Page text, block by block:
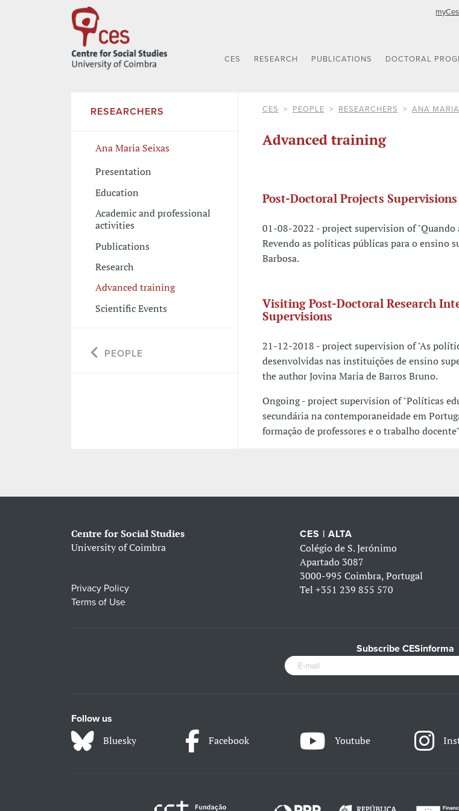
myCes
CES RESEARCH PUBLICATIONS DOCTORAL
RESEARCHERS
Ana Maria Seixas
Presentation
Education
Academic and professional
activities
Publications
Research
Advanced training
Scientific Events
PEOPLE
CES PEOPLE RESEARCHERS ANA
Advanced training
Post-Doctoral Projects Supervisions
01-08-2022 - project supervision of "Quando
Revendo as políticas públicas para o ensino
Barbosa.
Visiting Post-Doctoral Research
Supervisions
21-12-2018 - project supervision of "As
desenvolvidas nas instituições de ensino
the author Jovina Maria de Barros Bruno.
Ongoing - project supervision of "Políticas
secundária na contemporaneidade em
formação de professores e o trabalho
Centre for Social Studies
University of Coimbra
Privacy Policy
Terms of Use
CES | ALTA
Colégio de S. Jerónimo
Apartado 3087
3000-995 Coimbra, Portugal
Tel+351 239 855 570
Subscribe CESinforma
Follow us
Bluesky Facebook Youtube